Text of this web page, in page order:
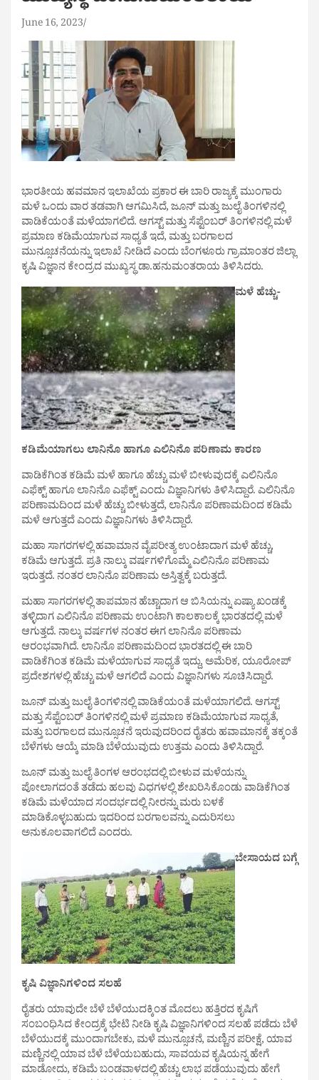
June 16, 2023
ಭಾರತೀಯ ಹವಮಾನ ಇಲಾಖೆಯ ಪ್ರಕಾರ ಈ ಬಾರಿ ರಾಜ್ಯಕ್ಕೆ ಮುಂಗಾರು
ಮಳೆ ಒಂದು ವಾರ ತಡವಾಗಿ ಆಗಮಿಸಿದೆ, ಜೂನ್ ಮತ್ತು ಜುಲೈ ತಿಂಗಳಿನಲ್ಲಿ
ವಾಡಿಕೆಯಂತೆ ಮಳೆಯಾಗಲಿದೆ. ಆಗಸ್ಟ್‌ ಮತ್ತು ಸೆಪ್ಟೆಂಬರ್ ತಿಂಗಳಿನಲ್ಲಿ ಮಳೆ
ಪ್ರಮಾಣ ಕಡಿಮೆಯಾಗುವ ಸಾಧ್ಯತೆ ಇದೆ, ಮತ್ತು ಬರಗಾಲದ
ಮುನ್ಸೂಚನೆಯನ್ನು ಇಲಾಖೆ ನೀಡಿದೆ ಎಂದು ಬೆಂಗಳೂರು ಗ್ರಾಮಾಂತರ ಜಿಲ್ಲಾ
ಕೃಷಿ ವಿಜ್ಞಾನ ಕೇಂದ್ರದ ಮುಖ್ಯಸ್ಥ ಡಾ.ಹನುಮಂತರಾಯ ತಿಳಿಸಿದರು.
ಮಳೆ ಹೆಚ್ಚು-
ಕಡಿಮೆಯಾಗಲು ಲಾನಿನೊ ಹಾಗೂ ಎಲಿನಿನೊ ಪರಿಣಾಮ ಕಾರಣ
ವಾಡಿಕೆಗಿಂತ ಕಡಿಮೆ ಮಳೆ ಹಾಗೂ ಹೆಚ್ಚು ಮಳೆ ಬೀಳುವುದಕ್ಕೆ ಎಲಿನಿನೊ
ಎಫೆಕ್ಟ್ ಹಾಗೂ ಲಾನಿನೊ ಎಫೆಕ್ಟ್ ಎಂದು ವಿಜ್ಞಾನಿಗಳು ತಿಳಿಸಿದ್ದಾರೆ. ಎಲಿನಿನೊ
ಪರಿಣಾಮದಿಂದ ಮಳೆ‌ ಹೆಚ್ಚು ಬೀಳುತ್ತದೆ, ಲಾನಿನೊ ಪರಿಣಾಮದಿಂದ ಕಡಿಮೆ
ಮಳೆ ಆಗುತ್ತದೆ ಎಂದು ವಿಜ್ಞಾನಿಗಳು ತಿಳಿಸಿದ್ದಾರೆ.
ಮಹಾ ಸಾಗರಗಳಲ್ಲಿ ಹವಾಮಾನ ವೈಪರೀತ್ಯ ಉಂಟಾದಾಗ ಮಳೆ ಹೆಚ್ಚು,
ಕಡಿಮೆ ಆಗುತ್ತದೆ. ಪ್ರತಿ ನಾಲ್ಕು ವರ್ಷಗಳಿಗೊಮ್ಮೆ ಎಲಿನಿನೊ ಪರಿಣಾಮ
ಇರುತ್ತದೆ. ನಂತರ ಲಾನಿನೊ ಪರಿಣಾಮ ಅಸ್ತಿತ್ವಕ್ಕೆ ಬರುತ್ತದೆ.
ಮಹಾ ಸಾಗರಗಳಲ್ಲಿ ತಾಪಮಾನ ಹೆಚ್ಚಾದಾಗ ಆ ಬಿಸಿಯನ್ನು ಏಷ್ಯಾ ಖಂಡಕ್ಕೆ
ತಳ್ಳಿದಾಗ ಎಲಿನಿನೊ ಪರಿಣಾಮ ಉಂಟಾಗಿ ಕಾಲಕಾಲಕ್ಕೆ ಭಾರತದಲ್ಲಿ ಮಳೆ
ಆಗುತ್ತದೆ. ನಾಲ್ಕು ವರ್ಷಗಳ ನಂತರ ಈಗ ಲಾನಿನೊ ಪರಿಣಾಮ
ಆರಂಭವಾಗಿದೆ. ಲಾನಿನೊ‌ ಪರಿಣಾಮದಿಂದ ಭಾರತದಲ್ಲಿ ಈ ಬಾರಿ
ವಾಡಿಕೆಗಿಂತ ಕಡಿಮೆ ಮಳೆಯಾಗುವ ಸಾಧ್ಯತೆ ಇದ್ದು, ಅಮೆರಿಕ, ಯೂರೋಪ್
ಪ್ರದೇಶಗಳಲ್ಲಿ ಹೆಚ್ಚು ಮಳೆ‌ ಆಗಲಿದೆ ಎಂದು ವಿಜ್ಞಾನಿಗಳು ಸೂಚಿಸಿದ್ದಾರೆ.
ಜೂನ್ ಮತ್ತು ಜುಲೈ ತಿಂಗಳಿನಲ್ಲಿ ವಾಡಿಕೆಯಂತೆ ಮಳೆಯಾಗಲಿದೆ. ಆಗಸ್ಟ್‌
ಮತ್ತು ಸೆಪ್ಟೆಂಬರ್ ತಿಂಗಳಿನಲ್ಲಿ ಮಳೆ ಪ್ರಮಾಣ ಕಡಿಮೆಯಾಗುವ ಸಾಧ್ಯತೆ,
ಮತ್ತು ಬರಗಾಲದ ಮುನ್ಸೂಚನೆ ಇರುವುದರಿಂದ ರೈತರು ಹವಾಮಾನಕ್ಕೆ ತಕ್ಕಂತೆ
ಬೆಳೆಗಳು ಆಯ್ಕೆ ಮಾಡಿ ಬೆಳೆಯುವುದು ಉತ್ತಮ ಎಂದು ತಿಳಿಸಿದ್ದಾರೆ.
ಜೂನ್ ಮತ್ತು ಜುಲೈ ತಿಂಗಳ ಆರಂಭದಲ್ಲಿ ಬೀಳುವ ಮಳೆಯನ್ನು
ಪೋಲಾಗದಂತೆ ತಡೆದು ಹಲವು ವಿಧಗಳಲ್ಲಿ ಶೇಖರಿಸಿಕೊಂಡು ವಾಡಿಕೆಗಿಂತ
ಕಡಿಮೆ ಮಳೆಯಾದ ಸಂದರ್ಭದಲ್ಲಿ ನೀರನ್ನು ಮರು ಬಳಕೆ
ಮಾಡಿಕೊಳ್ಳಬಹುದು ಇದರಿಂದ ಬರಗಾಲವನ್ನು ಎದುರಿಸಲು
ಅನುಕೂಲವಾಗಲಿದೆ ಎಂದರು.
ಬೇಸಾಯದ ಬಗ್ಗೆ
ಕೃಷಿ ವಿಜ್ಞಾನಿಗಳಿಂದ ಸಲಹೆ
ರೈತರು ಯಾವುದೇ ಬೆಳೆ ಬೆಳೆಯುದಕ್ಕಿಂತ ಮೊದಲು ಹತ್ತಿರದ ಕೃಷಿಗೆ
ಸಂಬಂಧಿಸಿದ ಕೇಂದ್ರಕ್ಕೆ ಭೇಟಿ ನೀಡಿ ಕೃಷಿ ವಿಜ್ಞಾನಿಗಳಿಂದ ಸಲಹೆ ಪಡೆದು ಬೆಳೆ
ಬೆಳೆಯುದಕ್ಕೆ ಮುಂದಾಗಬೇಕು, ಮಳೆ ಮುನ್ಸೂಚನೆ, ಮಣ್ಣಿನ ಪರೀಕ್ಷೆ, ಯಾವ
ಮಣ್ಣಿನಲ್ಲಿ ಯಾವ ಬೆಳೆ ಬೆಳೆಯಬಹುದು, ಸಾವಯವ ಕೃಷಿಯನ್ನ ಹೇಗೆ
ಮಾಡೋದು, ಕಡಿಮೆ ಬಂಡವಾಳದಲ್ಲಿ ಹೆಚ್ಚು ಲಾಭ‌ ಪಡೆಯುವುದು ಹೇಗೆ